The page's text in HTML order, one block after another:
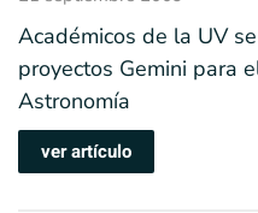
Académicos de la UV
proyectos Gemini para
Astronomía
ver artículo